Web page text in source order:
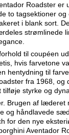
Roadster er
to tagsektioner
i blank sort.
strømlinede
til coupéen
hvis farvetone
hentydning til
fra 1968, og
styrke og
Brugen af læderet
og håndlavede
for den nye
Aventador